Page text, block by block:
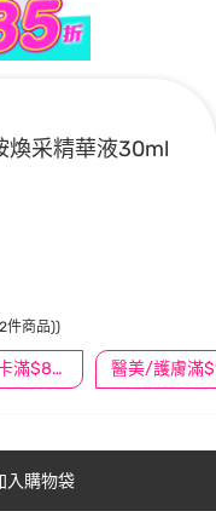
煥采精華液30ml
刷中信卡滿$888送3萬點
件商品))
入購物袋